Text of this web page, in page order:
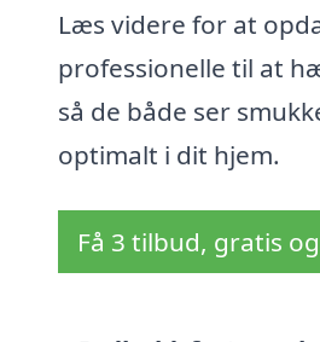
Læs videre for at
professionelle til at
så de både ser
optimalt i dit hjem.
Få 3 tilbud, gratis